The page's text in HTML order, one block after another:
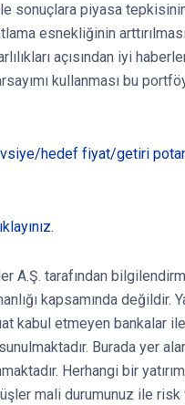
sonuçlara piyasa
esnekliğinin
açısından iyi
kullanması bu
hedef fiyat/getiri
A.Ş. tarafından
kapsamında değildir.
kabul etmeyen bankalar
Burada yer
Herhangi bir
mali durumunuz ile